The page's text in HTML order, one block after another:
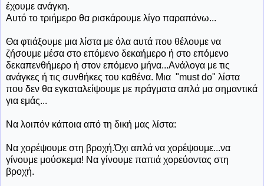
έχουμε ανάγκη.
Αυτό το τριήμερο θα ρισκάρουμε λίγο παραπάνω...
Θα φτιάξουμε μια λίστα με όλα αυτά που θέλουμε να
ζήσουμε μέσα στο επόμενο δεκαήμερο ή στο επόμενο
δεκαπενθήμερο ή στον επόμενο μήνα...Ανάλογα με τις
ανάγκες ή τις συνθήκες του καθένα. Μια "must do" λίστα
που δεν θα εγκαταλείψουμε με πράγματα απλά μα σημαντικά
για εμάς...
Να λοιπόν κάποια από τη δική μας λίστα:
Να χορέψουμε στη βροχή.Όχι απλά να χορέψουμε...να
γίνουμε μούσκεμα! Να γίνουμε παπιά χορεύοντας στη
βροχή.